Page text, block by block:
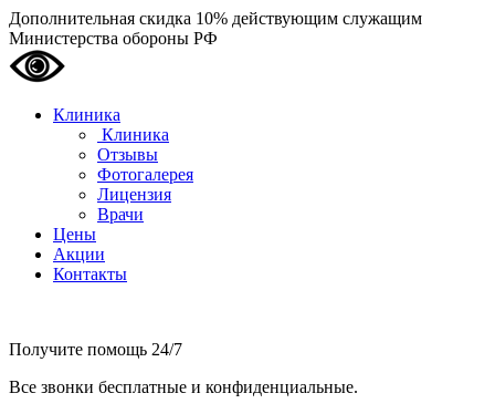
Дополнительная скидка 10% действующим служащим
Министерства обороны РФ
Клиника
Клиника
Отзывы
Фотогалерея
Лицензия
Врачи
Цены
Акции
Контакты
Получите помощь 24/7
Все звонки бесплатные и конфиденциальные.